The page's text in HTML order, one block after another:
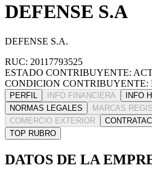
DEFENSE S.A
DEFENSE S.A.
RUC: 20117793525
ESTADO CONTRIBUYENTE:
CONDICION CONTRIBUYENTE:
PERFIL INFO FINANCIERA
INFO
NORMAS LEGALES
MARCAS
COMERCIO EXTERIOR
TOP RUBRO
DATOS DE LA